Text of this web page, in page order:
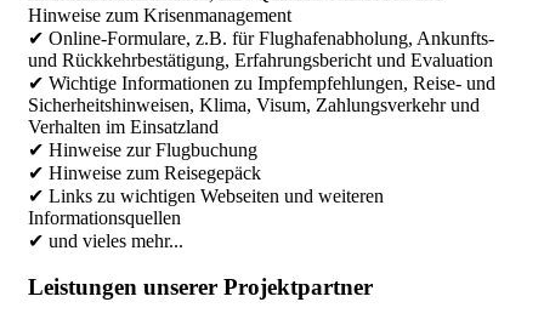
Hinweise zum Krisenmanagement
✔ Online-Formulare, z.B. für Flughafenabholung, Ankunfts-
und Rückkehrbestätigung, Erfahrungsbericht und Evaluation
✔ Wichtige Informationen zu Impfempfehlungen, Reise- und
Sicherheitshinweisen, Klima, Visum, Zahlungsverkehr und
Verhalten im Einsatzland
✔ Hinweise zur Flugbuchung
✔ Hinweise zum Reisegepäck
✔ Links zu wichtigen Webseiten und weiteren
Informationsquellen
✔ und vieles mehr...
Leistungen unserer Projektpartner